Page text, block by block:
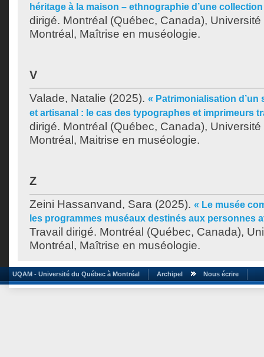
héritage à la maison – ethnographie d’une
dirigé. Montréal (Québec, Canada),
Montréal, Maîtrise en muséologie.
V
Valade, Natalie (2025). « Patrimonialisation d’un
et artisanal : le cas des typographes et imprimeurs
dirigé. Montréal (Québec, Canada),
Montréal, Maitrise en muséologie.
Z
Zeini Hassanvand, Sara (2025). « Le musée
les programmes muséaux destinés aux personnes
Travail dirigé. Montréal (Québec, Canada),
Montréal, Maîtrise en muséologie.
UQAM - Université du Québec à Montréal Archipel Nous écrire